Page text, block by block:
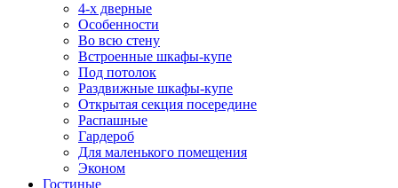
4-х дверные
Особенности
Во всю стену
Встроенные шкафы-купе
Под потолок
Раздвижные шкафы-купе
Открытая секция посередине
Распашные
Гардероб
Для маленького помещения
Эконом
Гостиные